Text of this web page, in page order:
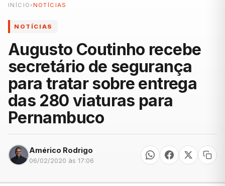
INÍCIO › NOTÍCIAS
NOTÍCIAS
Augusto Coutinho recebe
secretário de segurança
para tratar sobre entrega
das 280 viaturas para
Pernambuco
Américo Rodrigo
06/02/2020 às 17:06